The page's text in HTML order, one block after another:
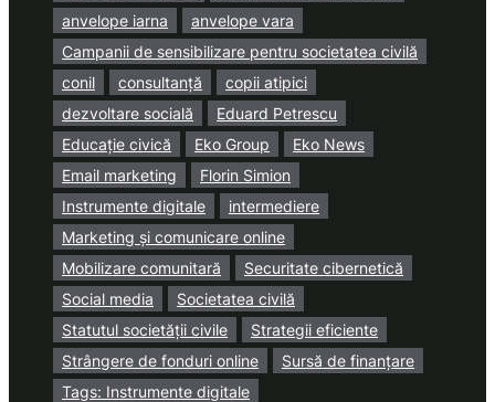
anvelope iarna
anvelope vara
Campanii de sensibilizare pentru societatea civilă
conil
consultanță
copii atipici
dezvoltare socială
Eduard Petrescu
Educație civică
Eko Group
Eko News
Email marketing
Florin Simion
Instrumente digitale
intermediere
Marketing și comunicare online
Mobilizare comunitară
Securitate cibernetică
Social media
Societatea civilă
Statutul societății civile
Strategii eficiente
Strângere de fonduri online
Sursă de finanțare
Tags: Instrumente digitale